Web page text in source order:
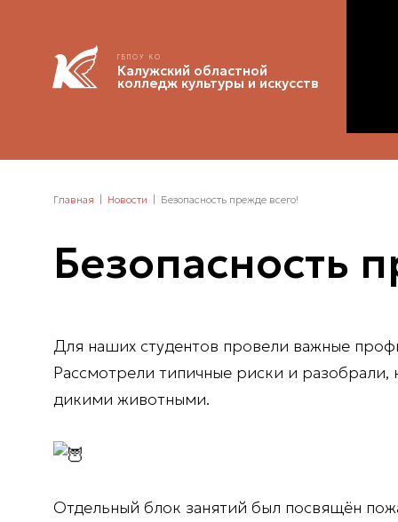
ГБПОУ КО
Калужский областной
колледж культуры и искусств
Главная Новости Безопасность прежде всего!
Безопасность
Для наших студентов провели важные
Рассмотрели типичные риски и разобрали,
дикими животными.
Отдельный блок занятий был посвящён